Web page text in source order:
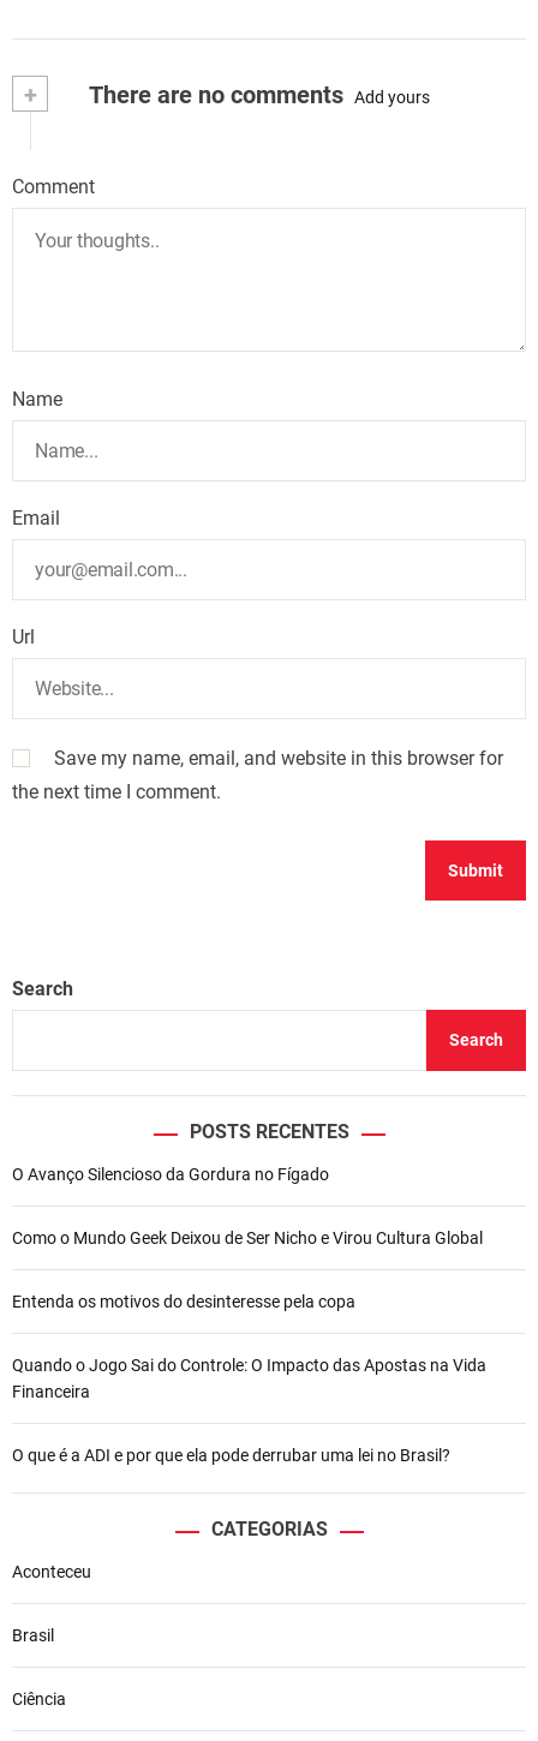
+ There are no comments Add yours
Comment
Name
Email
Url
Save my name, email, and website in this browser for
the next time I comment.
Search
Search
POSTS RECENTES
O Avanço Silencioso da Gordura no Fígado
Como o Mundo Geek Deixou de Ser Nicho e Virou Cultura Global
Entenda os motivos do desinteresse pela copa
Quando o Jogo Sai do Controle: O Impacto das Apostas na Vida
Financeira
O que é a ADI e por que ela pode derrubar uma lei no Brasil?
CATEGORIAS
Aconteceu
Brasil
Ciência